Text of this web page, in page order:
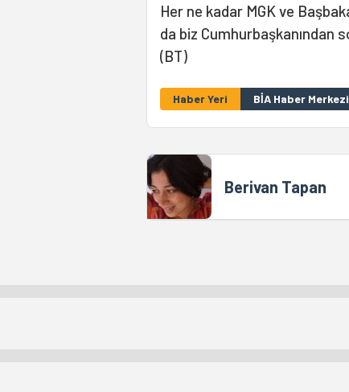
Her ne kadar MGK ve
da biz Cumhurbaşkanından
(BT)
Haber Yeri BİA Haber Merkezi
Berivan Tapan